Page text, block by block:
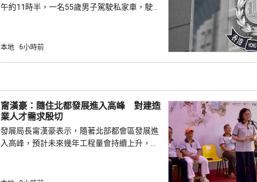
午約11時半，一名55歲男子駕駛私家車，駛至
作，並以手襲擊警員，導致他的鼻受傷，其他
本地 6小時前
甯漢豪：隨住北都發展進入高峰 對建造
業人才需求殷切
發展局長甯漢豪表示，隨著北部都會區發展進
入高峰，預計未來幾年工程量會持續上升，建
造業議會做好培訓，期望青年要傳承紮實的工